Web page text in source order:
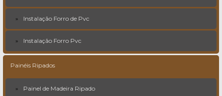
Instalação Forro de Pvc
Instalação Forro Pvc
Painéis Ripados
Painel de Madeira Ripado